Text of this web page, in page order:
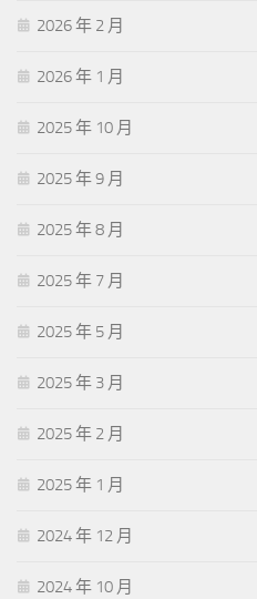
2026 年 2 月
2026 年 1 月
2025 年 10 月
2025 年 9 月
2025 年 8 月
2025 年 7 月
2025 年 5 月
2025 年 3 月
2025 年 2 月
2025 年 1 月
2024 年 12 月
2024 年 10 月